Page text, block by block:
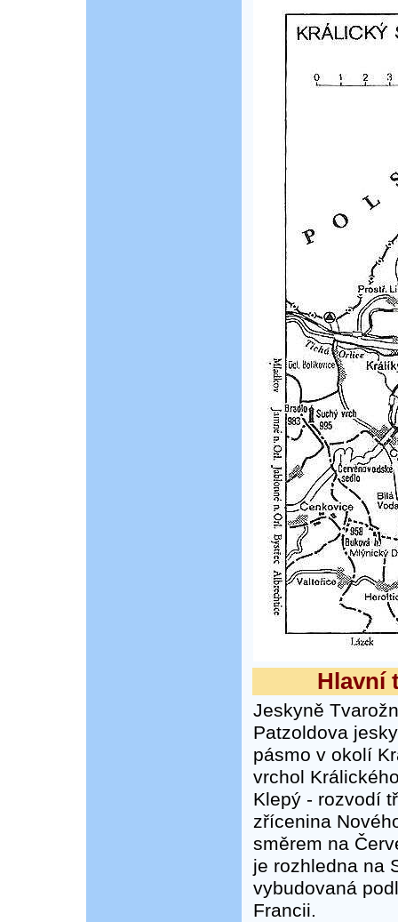
Hlavní
Jeskyně
Patzoldova
pásmo v okolí
vrchol
Klepý - rozvodí
zřícenina
směrem na
je rozhledna na
vybudovaná
Francii.